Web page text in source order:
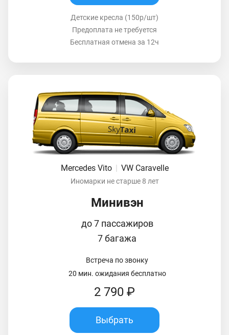
Детские кресла (150р/шт)
Предоплата не требуется
Бесплатная отмена за 12ч
Mercedes Vito | VW Caravelle
Иномарки не старше 8 лет
Минивэн
до 7 пассажиров
7 багажа
Встреча по звонку
20 мин. ожидания бесплатно
2 790 ₽
Выбрать